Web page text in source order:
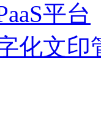
平台
化文印